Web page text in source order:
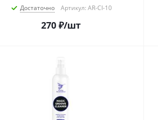
Достаточно Артикул: AR-CI-10
270₽/шт